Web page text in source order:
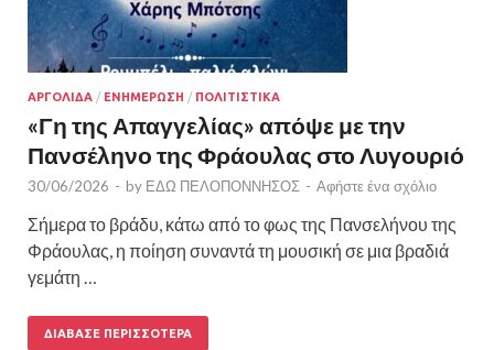
ΑΡΓΟΛΙΔΑ / ΕΝΗΜΕΡΩΣΗ / ΠΟΛΙΤΙΣΤΙΚΑ
«Γη της Απαγγελίας» απόψε με την
Πανσέληνο της Φράουλας στο Λυγουριό
30/06/2026 - by ΕΔΩ ΠΕΛΟΠΟΝΝΗΣΟΣ - Αφήστε ένα σχόλιο
Σήμερα το βράδυ, κάτω από το φως της Πανσελήνου της
Φράουλας, η ποίηση συναντά τη μουσική σε μια βραδιά
γεμάτη …
ΔΙΆΒΑΣΕ ΠΕΡΙΣΣΌΤΕΡΑ